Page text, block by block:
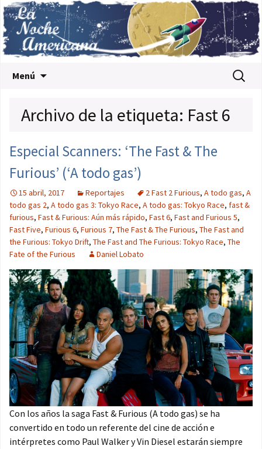
Menú Buscar:
Archivo de la etiqueta: Fast 6
Especial Scanners: ‘The Fast & The
Furious’ (‘A todo gas’)
15 abril, 2017 Reportajes 2 Fast 2 Furious, A todo gas, A
todo gas 2, A todo gas 3: Tokyo Race, A todo gas: Tokyo Race, fast &
furious, Fast & Furious: Aún más rápido, Fast 6, Fast and Furious 5,
Fast Five, Furious 6, Furious 7, The Fast & The Furious, The Fast and
the Furious: Tokyo Drift, The Fast and The Furious: Tokyo Race, The
Fate of the Furious
Daniel Lobato
Con los años la saga Fast & Furious (A todo gas) se ha
convertido en todo un referente del cine de acción e
intérpretes como Paul Walker y Vin Diesel estarán siempre